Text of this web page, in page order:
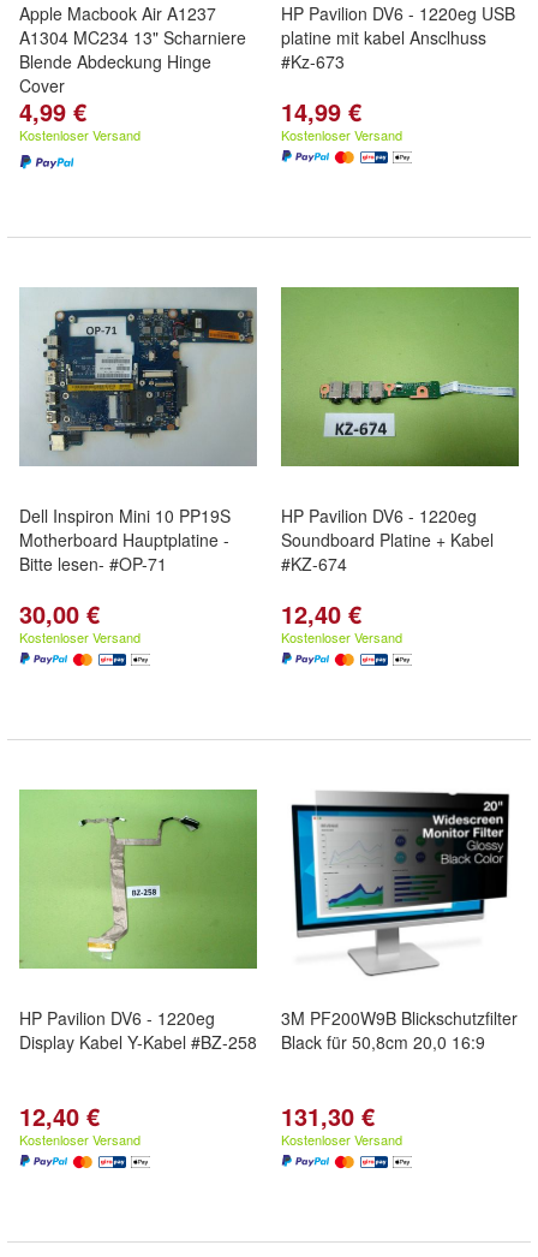
Apple Macbook Air A1237
A1304 MC234 13" Scharniere
Blende Abdeckung Hinge
Cover
4,99 €
Kostenloser Versand
HP Pavilion DV6 - 1220eg USB
platine mit kabel Ansclhuss
#Kz-673
14,99 €
Kostenloser Versand
Dell Inspiron Mini 10 PP19S
Motherboard Hauptplatine -
Bitte lesen- #OP-71
30,00 €
Kostenloser Versand
HP Pavilion DV6 - 1220eg
Soundboard Platine + Kabel
#KZ-674
12,40 €
Kostenloser Versand
HP Pavilion DV6 - 1220eg
Display Kabel Y-Kabel #BZ-258
12,40 €
Kostenloser Versand
3M PF200W9B Blickschutzfilter
Black für 50,8cm 20,0 16:9
131,30 €
Kostenloser Versand